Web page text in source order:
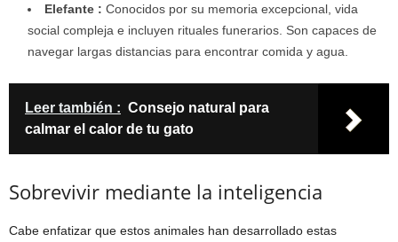
Elefante : Conocidos por su memoria excepcional, vida
social compleja e incluyen rituales funerarios. Son capaces de
navegar largas distancias para encontrar comida y agua.
Leer también : Consejo natural para
calmar el calor de tu gato
Sobrevivir mediante la inteligencia
Cabe enfatizar que estos animales han desarrollado estas